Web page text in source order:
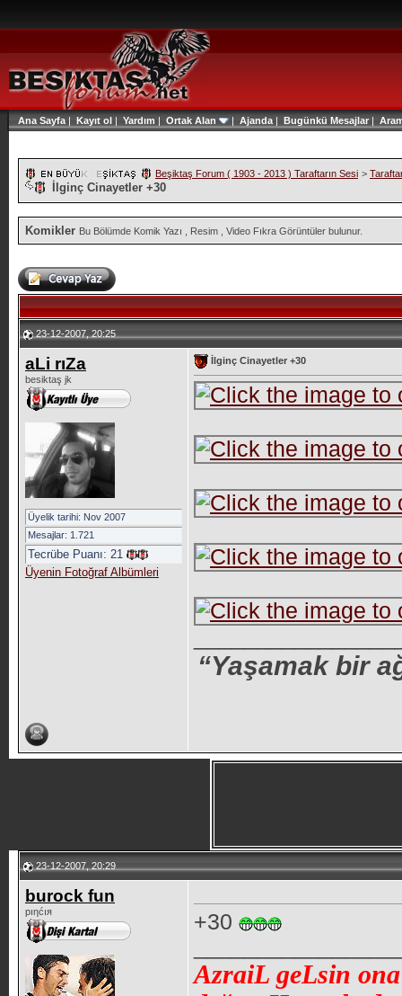
Ana Sayfa | Kayıt ol | Yardım | Ortak Alan | Ajanda | Bugünkü Mesajlar|
Beşiktaş Forum ( 1903 - 2013 ) Taraftarın Sesi >
İlginç Cinayetler +30
Komikler Bu Bölümde Komik Yazı , Resim , Video Fıkra Görüntüler bulunur.
23-12-2007, 20:25
aLi rıZa
besiktaş jk
Üyelik tarihi: Nov 2007
Mesajlar: 1.721
Tecrübe Puanı: 21
Üyenin Fotoğraf Albümleri
İlginç Cinayetler +30
“Yaşamak bir
23-12-2007, 20:29
burock fun
pıηćıя
+30
AzraiL geLsin